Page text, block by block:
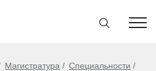
Магистратура
Специальности